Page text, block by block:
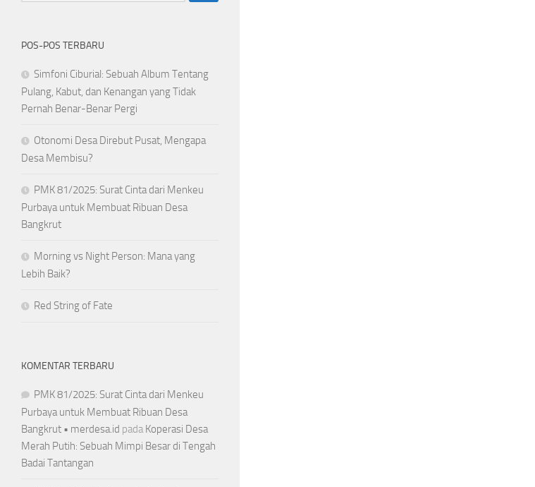
POS-POS TERBARU
Simfoni Ciburial: Sebuah Album Tentang
Pulang, Kabut, dan Kenangan yang Tidak
Pernah Benar-Benar Pergi
Otonomi Desa Direbut Pusat, Mengapa
Desa Membisu?
PMK 81/2025: Surat Cinta dari Menkeu
Purbaya untuk Membuat Ribuan Desa
Bangkrut
Morning vs Night Person: Mana yang
Lebih Baik?
Red String of Fate
KOMENTAR TERBARU
PMK 81/2025: Surat Cinta dari Menkeu
Purbaya untuk Membuat Ribuan Desa
Bangkrut • merdesa.id pada Koperasi Desa
Merah Putih: Sebuah Mimpi Besar di Tengah
Badai Tantangan